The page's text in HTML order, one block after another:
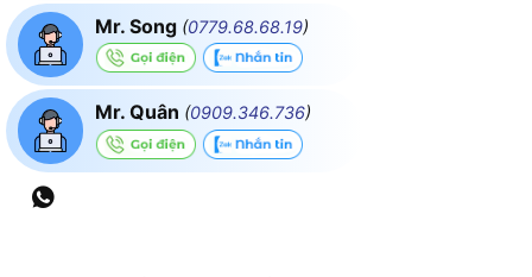
Mr. Song (0779.68.68.19)
Mr. Quân (0909.346.736)